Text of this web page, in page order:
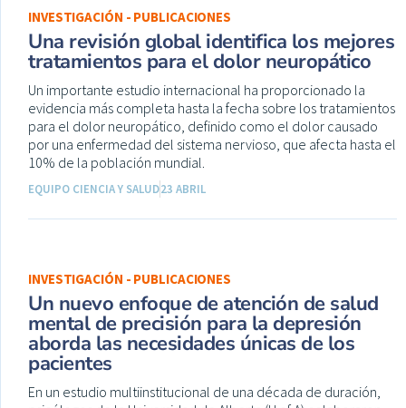
INVESTIGACIÓN - PUBLICACIONES
Una revisión global identifica los mejores
tratamientos para el dolor neuropático
Un importante estudio internacional ha proporcionado la
evidencia más completa hasta la fecha sobre los tratamientos
para el dolor neuropático, definido como el dolor causado
por una enfermedad del sistema nervioso, que afecta hasta el
10% de la población mundial.
EQUIPO CIENCIA Y SALUD23 ABRIL
INVESTIGACIÓN - PUBLICACIONES
Un nuevo enfoque de atención de salud
mental de precisión para la depresión
aborda las necesidades únicas de los
pacientes
En un estudio multiinstitucional de una década de duración,